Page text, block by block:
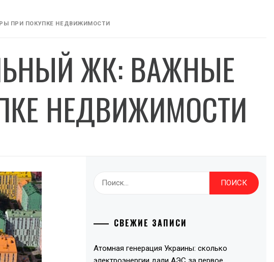
ПРИ ПОКУПКЕ НЕДВИЖИМОСТИ
ЖК: ВАЖНЫЕ
НЕДВИЖИМОСТИ
Найти:
СВЕЖИЕ ЗАПИСИ
Атомная генерация Украины: сколько